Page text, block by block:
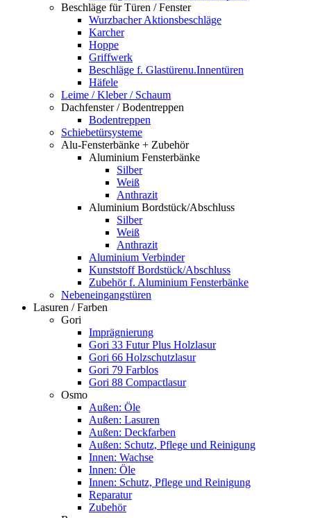
Beschläge für Türen / Fenster
Wurzbacher Aktionsbeschläge
Karcher
Hoppe
Griffwerk
Beschläge f. Glastürenu.Innentüren
Häfele
Leime / Kleber / Schaum
Dachfenster / Bodentreppen
Bodentreppen
Schiebetürsysteme
Alu-Fensterbänke + Zubehör
Aluminium Fensterbänke
Silber
Weiß
Anthrazit
Aluminium Bordstück/Abschluss
Silber
Weiß
Anthrazit
Aluminium Verbinder
Kunststoff Bordstück/Abschluss
Zubehör f. Aluminium Fensterbänke
Nebeneingangstüren
Lasuren / Farben
Gori
Imprägnierung
Gori 33 Futur Plus Holzlasur
Gori 66 Holzschutzlasur
Gori 79 Farblos
Gori 88 Compactlasur
Osmo
Außen: Öle
Außen: Lasuren
Außen: Deckfarben
Außen: Schutz, Pflege und Reinigung
Innen: Wachse
Innen: Öle
Innen: Schutz, Pflege und Reinigung
Reparatur
Zubehör